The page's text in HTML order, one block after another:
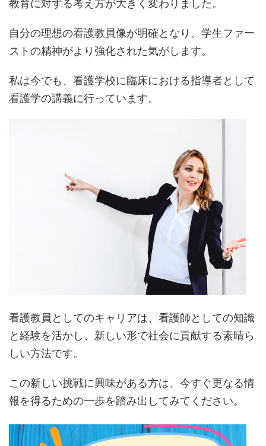
教育に対する考え方が大きく変わりました。
自分の理想の看護教員像が明確となり、学生ファー
ストの精神がより強化された気がします。
私は今でも、看護学校に臨床における指導者として
看護学の講義に行っています。
看護教員としてのキャリアは、看護師としての知識
と経験を活かし、新しい形で社会に貢献する素晴ら
しい方法です。
この新しい挑戦に興味がある方は、今すぐ更なる情
報を得るための一歩を踏み出してみてください。